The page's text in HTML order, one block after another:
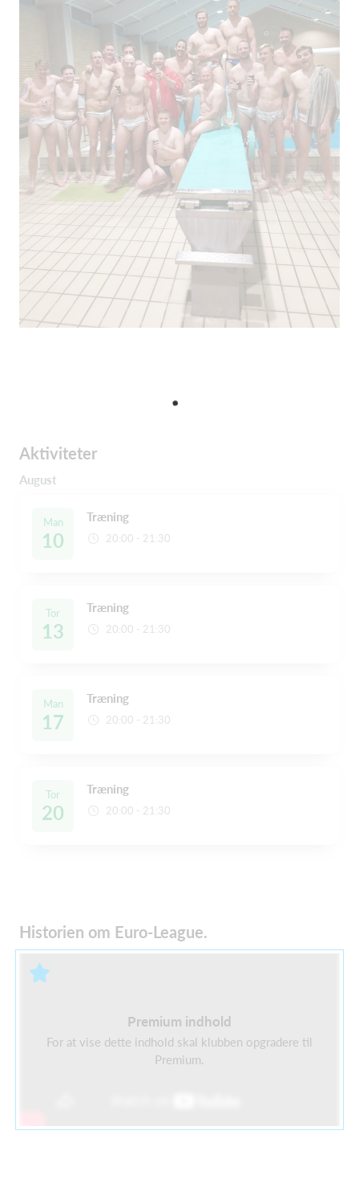
Aktiviteter
August
Man
10
Træning
20:00 - 21:30
Tor
13
Træning
20:00 - 21:30
Man
17
Træning
20:00 - 21:30
Tor
20
Træning
20:00 - 21:30
Historien om Euro-League.
Premium indhold
For at vise dette indhold skal klubben opgradere til
Premium.